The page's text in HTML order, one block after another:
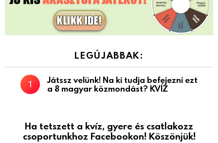
LEGÚJABBAK:
Játssz velünk! Na ki tudja befejezni ezt
a 8 magyar közmondást? KVÍZ
Ha tetszett a kvíz, gyere és csatlakozz
csoportunkhoz Facebookon! Köszönjük!